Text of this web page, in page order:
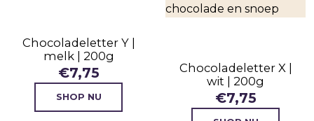
Chocoladeletter Y |
melk | 200g
€7,75
SHOP NU
Chocoladeletter X |
wit | 200g
€7,75